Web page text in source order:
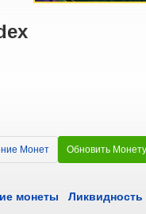
Монет Обновить Монету
монеты Ликвидность